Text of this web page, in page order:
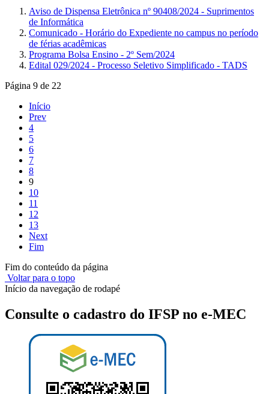
Aviso de Dispensa Eletrônica nº 90408/2024 - Suprimentos
de Informática
Comunicado - Horário do Expediente no campus no período
de férias acadêmicas
Programa Bolsa Ensino - 2º Sem/2024
Edital 029/2024 - Processo Seletivo Simplificado - TADS
Página 9 de 22
Início
Prev
4
5
6
7
8
9
10
11
12
13
Next
Fim
Fim do conteúdo da página
Voltar para o topo
Início da navegação de rodapé
Consulte o cadastro do IFSP no e-MEC